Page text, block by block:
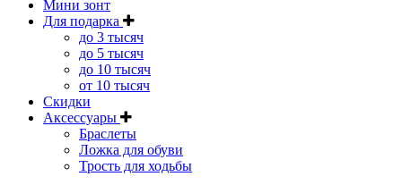
Мини зонт
Для подарка
до 3 тысяч
до 5 тысяч
до 10 тысяч
от 10 тысяч
Скидки
Аксессуары
Браслеты
Ложка для обуви
Трость для ходьбы